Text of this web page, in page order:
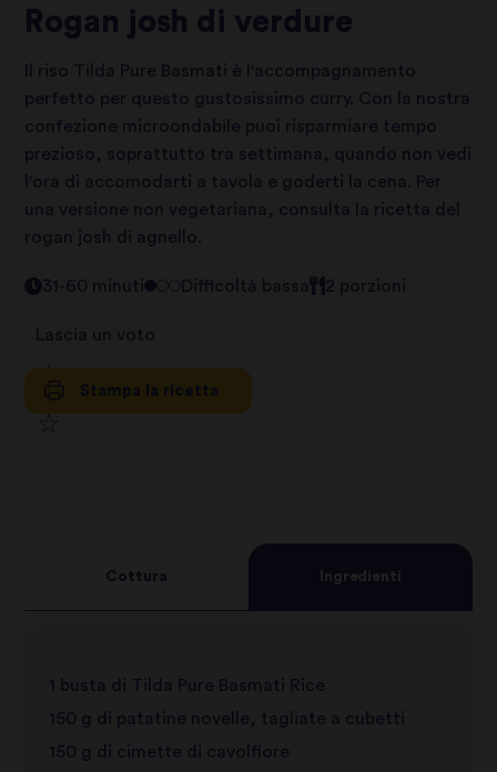
Rogan josh di verdure
Il riso Tilda Pure Basmati è l'accompagnamento
perfetto per questo gustosissimo curry. Con la nostra
confezione microondabile puoi risparmiare tempo
prezioso, soprattutto tra settimana, quando non vedi
l'ora di accomodarti a tavola e goderti la cena. Per
una versione non vegetariana, consulta la ricetta del
rogan josh di agnello.
31-60 minuti Difficoltà bassa 2 porzioni
Lascia un voto
1
review
Stampa la ricetta
Cottura Ingredienti
1 busta di Tilda Pure Basmati Rice
150 g di patatine novelle, tagliate a cubetti
150 g di cimette di cavolfiore